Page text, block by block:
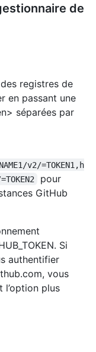
de
registres de
en passant une
séparées par
v2/=TOKEN1,h
pour
GitHub
Si
authentifier
vous
l’option plus